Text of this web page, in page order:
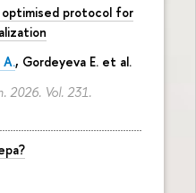
optimised protocol for
A., Gordeyeva E. et al.
2026. Vol. 231.